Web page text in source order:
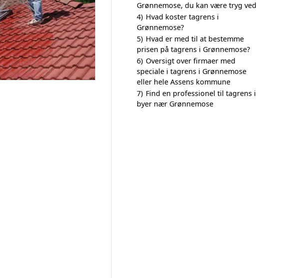
Grønnemose, du kan være tryg ved
4) Hvad koster tagrens i
Grønnemose?
5) Hvad er med til at bestemme
prisen på tagrens i Grønnemose?
6) Oversigt over firmaer med
speciale i tagrens i Grønnemose
eller hele Assens kommune
7) Find en professionel til tagrens i
byer nær Grønnemose